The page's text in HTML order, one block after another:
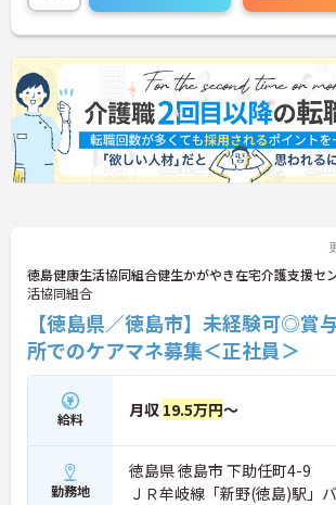
徳島健康生活協同組合健生かがやき在宅介護支援セ
活協同組合
【徳島県／徳島市】未経験可◎賞
所でのケアマネ募集＜正社員＞
給料 月収 19.5万円～
勤務地
徳島県 徳島市 下助任町4-9
ＪＲ牟岐線「新野(徳島)駅」